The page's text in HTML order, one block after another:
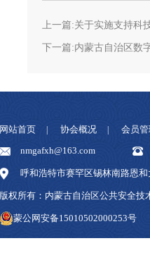
上一篇:关于实施支持科
下一篇:内蒙古自治区数
网站首页 | 协会概况 |
会员管
nmgafxh@163.com
呼和浩特市赛罕区锡林南路恩和
版权所有：内蒙古自治区公共安
蒙公网安备15010502000253号